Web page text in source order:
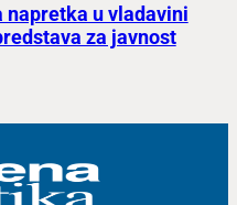
napretka u vladavini
za javnost